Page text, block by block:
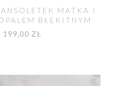
MATKA I
BŁĘKITNYM
199,00 ZŁ